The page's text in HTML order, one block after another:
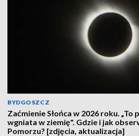
BYDGOSZCZ
Zaćmienie Słońca w 2026 roku.
wgniata w ziemię". Gdzie i jak
Pomorzu? [zdjęcia, aktualizacja]